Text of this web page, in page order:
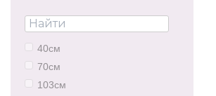
40см
70см
103см